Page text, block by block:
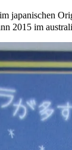
japanischen
2015 im